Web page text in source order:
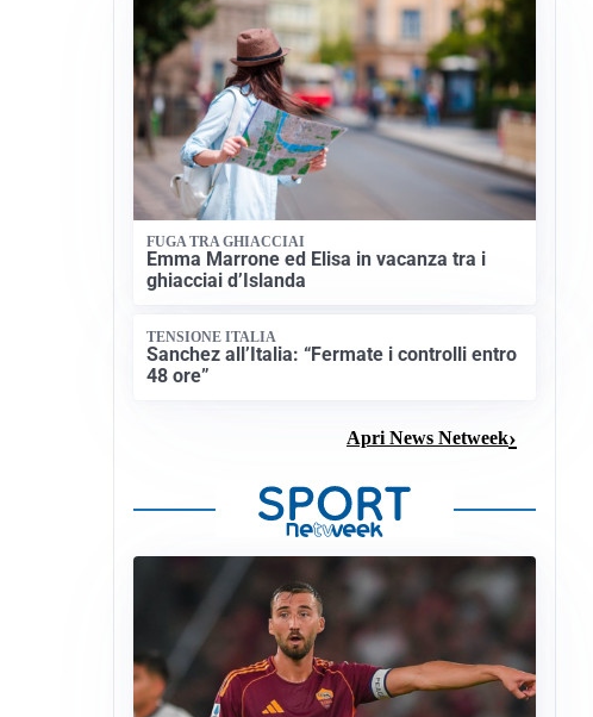
FUGA TRA GHIACCIAI
Emma Marrone ed Elisa in vacanza tra i
ghiacciai d’Islanda
TENSIONE ITALIA
Sanchez all’Italia: “Fermate i controlli entro
48 ore”
Apri News Netweek